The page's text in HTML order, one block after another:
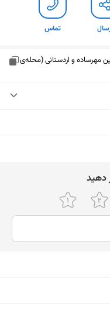
تماس
مهرساده و اردستانی (محله‌ی
۸ تا ۱۷:۳۰
ثبت نشده
دﻫﯿﺪ